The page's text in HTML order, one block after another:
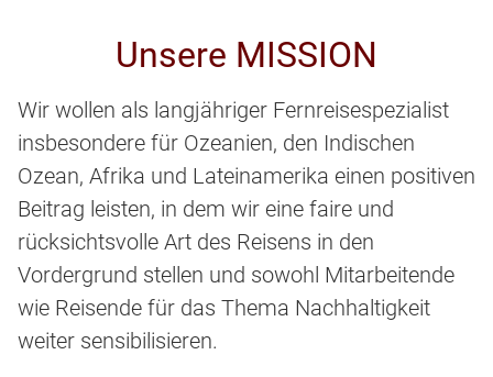
Unsere MISSION
Wir wollen als langjähriger Fernreisespezialist
insbesondere für Ozeanien, den Indischen
Ozean, Afrika und Lateinamerika einen positiven
Beitrag leisten, in dem wir eine faire und
rücksichtsvolle Art des Reisens in den
Vordergrund stellen und sowohl Mitarbeitende
wie Reisende für das Thema Nachhaltigkeit
weiter sensibilisieren.